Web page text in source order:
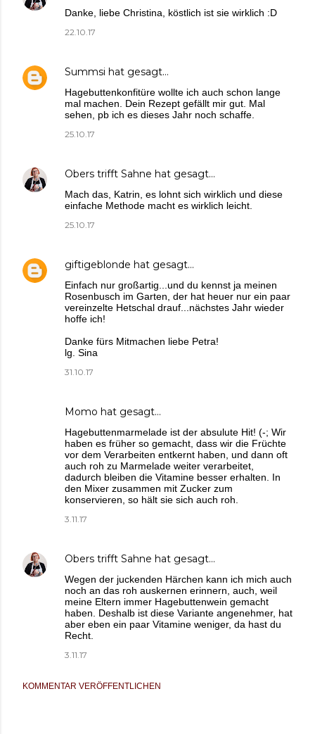
Danke, liebe Christina, köstlich ist sie wirklich :D
22.10.17
Summsi hat gesagt…
Hagebuttenkonfitüre wollte ich auch schon lange
mal machen. Dein Rezept gefällt mir gut. Mal
sehen, pb ich es dieses Jahr noch schaffe.
25.10.17
Obers trifft Sahne hat gesagt…
Mach das, Katrin, es lohnt sich wirklich und diese
einfache Methode macht es wirklich leicht.
25.10.17
giftigeblonde hat gesagt…
Einfach nur großartig...und du kennst ja meinen
Rosenbusch im Garten, der hat heuer nur ein paar
vereinzelte Hetschal drauf...nächstes Jahr wieder
hoffe ich!
Danke fürs Mitmachen liebe Petra!
lg. Sina
31.10.17
Momo hat gesagt…
Hagebuttenmarmelade ist der absulute Hit! (-; Wir
haben es früher so gemacht, dass wir die Früchte
vor dem Verarbeiten entkernt haben, und dann oft
auch roh zu Marmelade weiter verarbeitet,
dadurch bleiben die Vitamine besser erhalten. In
den Mixer zusammen mit Zucker zum
konservieren, so hält sie sich auch roh.
3.11.17
Obers trifft Sahne hat gesagt…
Wegen der juckenden Härchen kann ich mich auch
noch an das roh auskernen erinnern, auch, weil
meine Eltern immer Hagebuttenwein gemacht
haben. Deshalb ist diese Variante angenehmer, hat
aber eben ein paar Vitamine weniger, da hast du
Recht.
3.11.17
KOMMENTAR VERÖFFENTLICHEN